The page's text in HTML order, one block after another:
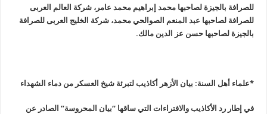
للصرافة بالجيزة لصاحبها محمد إبراهيم محمد عامر، شركة العالم العربى
للصرافة لصاحبها عبد المنعم الصوالحي محمد، شركة الخليج العربى للصرافة
بالجيزة لصاحبها حسن عز الدين مالك.
*علماء أهل السنة: بيان الأزهر أكاذيب لتبرئة شيخ العسكر من دماء الشهداء
في إطار رد الأكاذيب والافتراءات التي ساقها “بيان المحروسة” الصادر عن